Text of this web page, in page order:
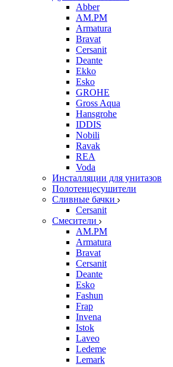
Abber
AM.PM
Armatura
Bravat
Cersanit
Deante
Ekko
Esko
GROHE
Gross Aqua
Hansgrohe
IDDIS
Nobili
Ravak
REA
Voda
Инсталляции для унитазов
Полотенцесушители
Сливные бачки
Cersanit
Смесители
AM.PM
Armatura
Bravat
Cersanit
Deante
Esko
Fashun
Frap
Invena
Istok
Laveo
Ledeme
Lemark